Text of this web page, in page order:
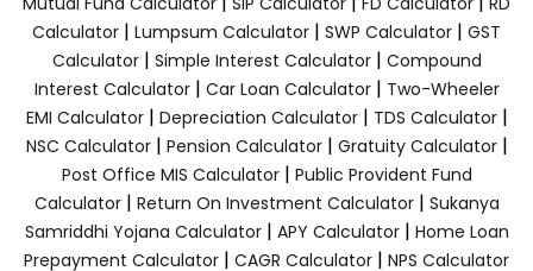
Calculator | Lumpsum Calculator | SWP Calculator | GST
Calculator| Simple Interest Calculator| Compound
Interest Calculator| Car Loan Calculator| Two-Wheeler
EMI Calculator| Depreciation Calculator| TDS Calculator|
NSC Calculator| Pension Calculator| Gratuity Calculator|
Post Office MIS Calculator| Public Provident Fund
Calculator| Return On Investment Calculator| Sukanya
Samriddhi Yojana Calculator| APY Calculator| Home Loan
Prepayment Calculator | CAGR Calculator | NPS Calculator